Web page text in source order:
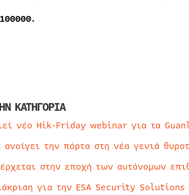
ΚΑΤΗΓΟΡΙΑ
νέο Hik-Friday webinar για τα
την πόρτα στη νέα γενιά
στην εποχή των αυτόνομων
για την ESA Security Solutions